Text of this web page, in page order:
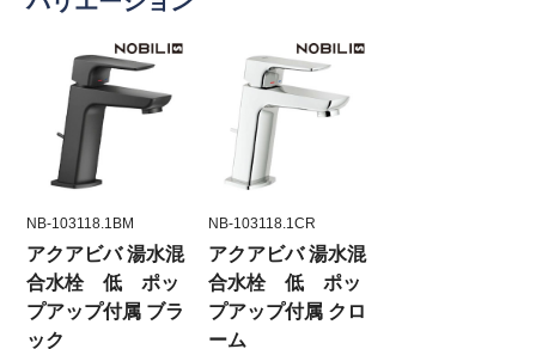
NB-103118.1BM
アクアビバ 湯水混
合水栓 低 ポッ
プアップ付属 ブラ
ック
NB-103118.1CR
アクアビバ 湯水混
合水栓 低 ポッ
プアップ付属 クロ
ーム